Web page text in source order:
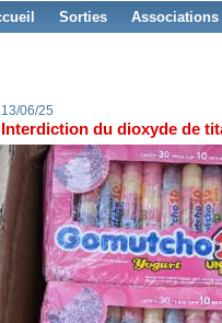
Sorties Associations
13/06/25
Interdiction du dioxyde de